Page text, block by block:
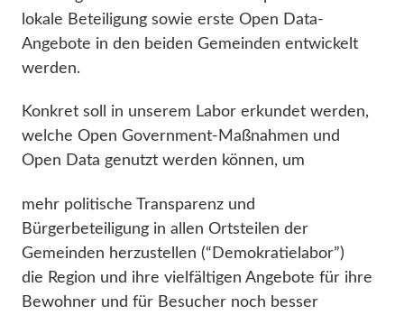
lokale Beteiligung sowie erste Open Data-
Angebote in den beiden Gemeinden entwickelt
werden.
Konkret soll in unserem Labor erkundet werden,
welche Open Government-Maßnahmen und
Open Data genutzt werden können, um
mehr politische Transparenz und
Bürgerbeteiligung in allen Ortsteilen der
Gemeinden herzustellen (“Demokratielabor”)
die Region und ihre vielfältigen Angebote für ihre
Bewohner und für Besucher noch besser